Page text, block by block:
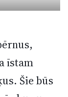
īstam
Šie būs